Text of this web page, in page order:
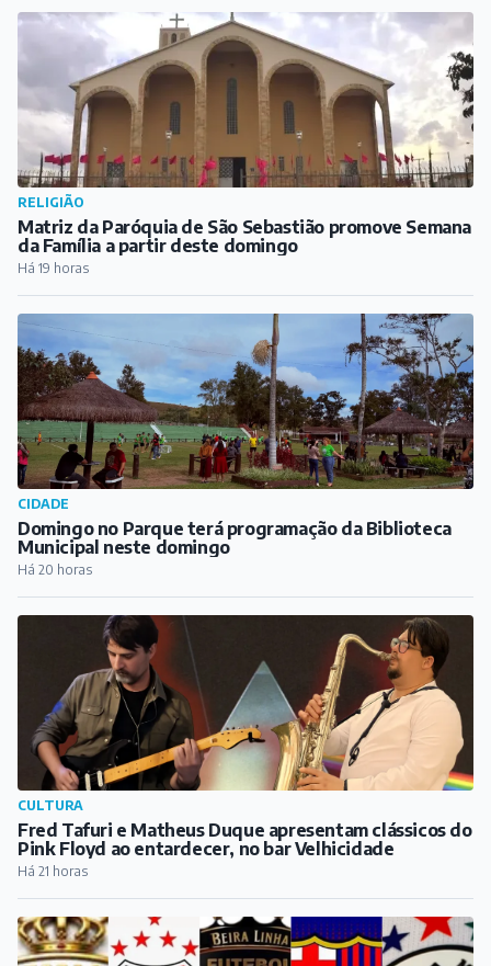
RELIGIÃO
Matriz da Paróquia de São Sebastião promove Semana
da Família a partir deste domingo
Há 19 horas
CIDADE
Domingo no Parque terá programação da Biblioteca
Municipal neste domingo
Há 20 horas
CULTURA
Fred Tafuri e Matheus Duque apresentam clássicos do
Pink Floyd ao entardecer, no bar Velhicidade
Há 21 horas